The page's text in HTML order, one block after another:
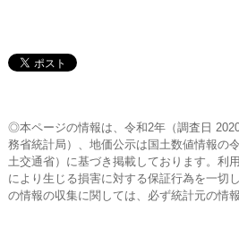
◎本ページの情報は、令和2年（調査日
務省統計局）、地価公示は国土数値情報の
土交通省）に基づき掲載しております。利
により生じる損害に対する保証行為を一切
の情報の収集に関しては、必ず統計元の情